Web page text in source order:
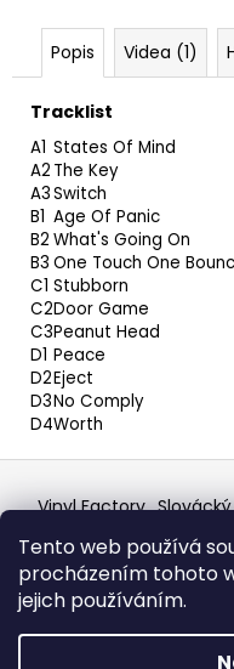
Tento web používá
procházením tohoto
jejich používáním.
Popis Videa (1)
Tracklist
A1 States Of Mind
A2 The Key
A3Switch
B1 Age Of Panic
B2 What's Going On
B3 One Touch One
C1 Stubborn
C2Door Game
C3Peanut Head
D1 Peace
D2Eject
D3No Comply
D4Worth
Z
á Vinyl Factory
Discogs Profile
Top